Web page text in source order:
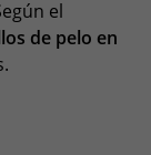
el
de pelo en